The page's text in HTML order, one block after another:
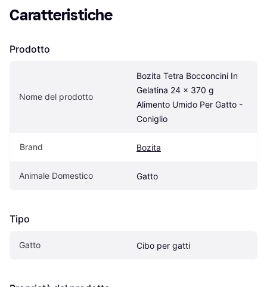
Caratteristiche
Prodotto
Nome del prodotto
Bozita Tetra Bocconcini In
Gelatina 24 x 370 g
Alimento Umido Per Gatto -
Coniglio
Brand Bozita
Animale Domestico Gatto
Tipo
Gatto Cibo per gatti